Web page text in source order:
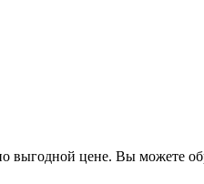
цене. Вы можете